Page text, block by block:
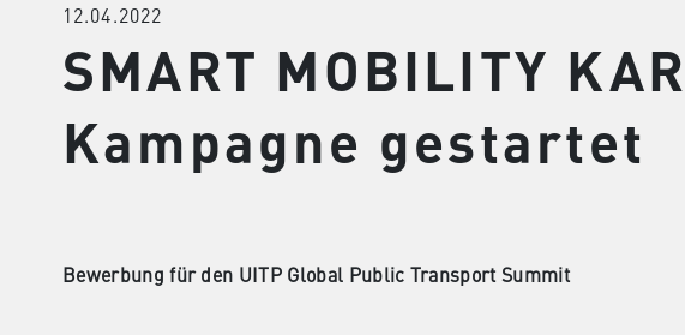
12.04.2022
SMART MOBILITY
Kampagne gestartet
Bewerbung für den UITP Global Public Transport Summit